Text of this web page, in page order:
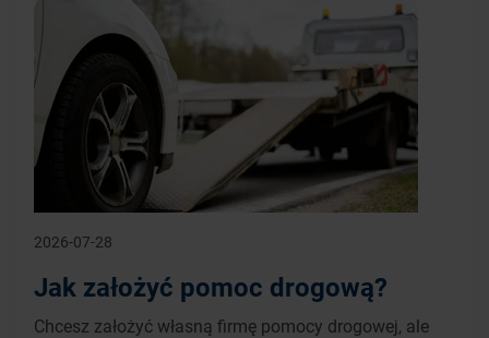
2026-07-28
Jak założyć pomoc drogową?
Chcesz założyć własną firmę pomocy drogowej, ale